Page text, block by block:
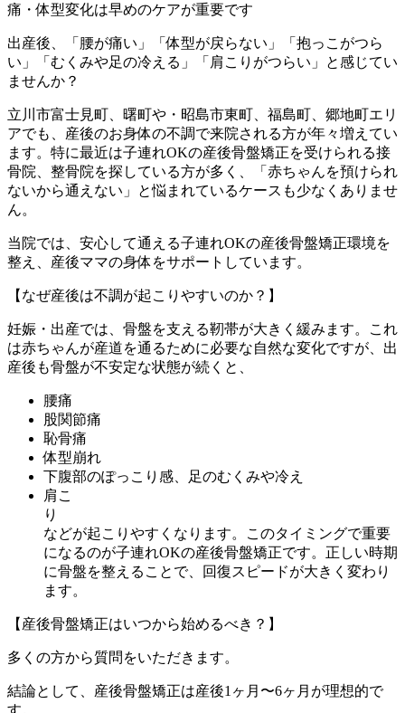
痛・体型変化は早めのケアが重要です
出産後、「腰が痛い」「体型が戻らない」「抱っこがつら
い」「むくみや足の冷える」「肩こりがつらい」と感じてい
ませんか？
立川市富士見町、曙町や・昭島市東町、福島町、郷地町エリ
アでも、産後のお身体の不調で来院される方が年々増えてい
ます。特に最近は子連れOKの産後骨盤矯正を受けられる接
骨院、整骨院を探している方が多く、「赤ちゃんを預けられ
ないから通えない」と悩まれているケースも少なくありませ
ん。
当院では、安心して通える子連れOKの産後骨盤矯正環境を
整え、産後ママの身体をサポートしています。
【なぜ産後は不調が起こりやすいのか？】
妊娠・出産では、骨盤を支える靭帯が大きく緩みます。これ
は赤ちゃんが産道を通るために必要な自然な変化ですが、出
産後も骨盤が不安定な状態が続くと、
腰痛
股関節痛
恥骨痛
体型崩れ
下腹部のぽっこり感、足のむくみや冷え
肩こ
などが起こりやすくなります。このタイミングで重要
になるのが子連れOKの産後骨盤矯正です。正しい時期
に骨盤を整えることで、回復スピードが大きく変わり
ます。
【産後骨盤矯正はいつから始めるべき？】
多くの方から質問をいただきます。
結論として、産後骨盤矯正は産後1ヶ月〜6ヶ月が理想的で
す。